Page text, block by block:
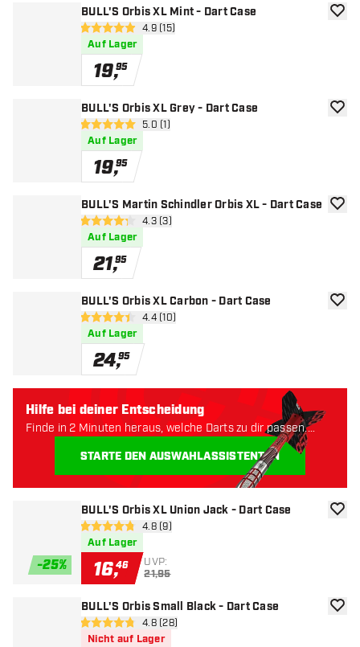
BULL'S Orbis XL Mint - Dart Case
Bewertungsbereich öffnen
4.9 Bewertungssterne
4.9 (15)
Auf Lager
19,95
Zur
BULL'S Orbis XL Grey - Dart Case
Bewertungsbereich öffnen
5 Bewertungssterne
5.0 (1)
Auf Lager
19,95
Zur
BULL'S Martin Schindler Orbis XL - Dart Case
Bewertungsbereich öffnen
4.3 Bewertungssterne
4.3 (3)
Auf Lager
21,95
Zur
BULL'S Orbis XL Carbon - Dart Case
Bewertungsbereich öffnen
4.4 Bewertungssterne
4.4 (10)
Auf Lager
24,95
Zur
-25%
BULL'S Orbis XL Union Jack - Dart Case
Bewertungsbereich öffnen
4.8 Bewertungssterne
4.8 (9)
Auf Lager
16,46 UVP:
21,95
Zur
BULL'S Orbis Small Black - Dart Case
Bewertungsbereich öffnen
4.8 Bewertungssterne
4.8 (28)
Nicht auf Lager
Zur
Hilfe bei deiner Entscheidung
Finde in 2 Minuten heraus, welche Darts zu dir passen.
STARTE DEN AUSWAHLASSISTENTEN